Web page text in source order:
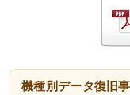
機種別データ復旧